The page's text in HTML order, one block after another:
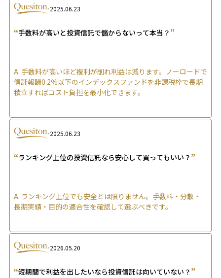
2025.06.23
“手数料が高いと投資信託で儲からないって本当？ ”
A. 手数料が高いほど複利が削れ利益は減ります。ノーロードで
信託報酬0.2％以下のインデックスファンドを非課税枠で長期
積立すればコスト負担を最小化できます。
2025.06.23
“ランキング上位の投資信託なら安心して買ってもいい？ ”
A. ランキング上位でも安全とは限りません。手数料・分散・
長期実績・目的の適合性を確認して選ぶべきです。
2026.05.20
“短期間で利益を出したいなら投資信託は向いていない？ ”